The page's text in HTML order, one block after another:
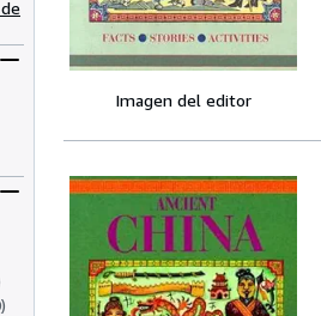
Imagen del editor